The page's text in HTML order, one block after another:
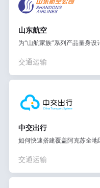
山东航空
为“山航家族”系列产品量身
交通运输
中交出行
如何快速搭建覆盖阿克苏全
交通运输